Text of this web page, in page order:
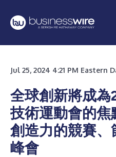
Jul 25, 2024 4:21 PM Eastern
全球創新將成
技術運動會的
創造力的競賽
峰會